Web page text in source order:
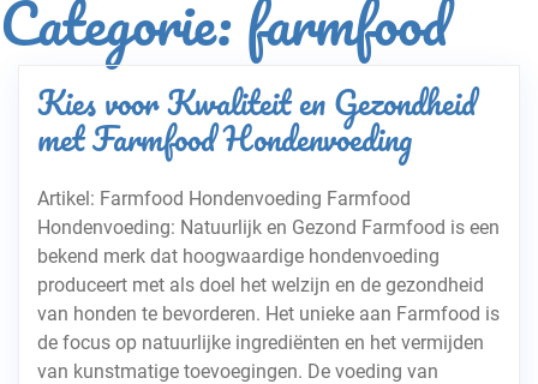
Categorie:farmfood
Kies voor Kwaliteit en Gezondheid
met Farmfood Hondenvoeding
Artikel: Farmfood Hondenvoeding Farmfood
Hondenvoeding: Natuurlijk en Gezond Farmfood is een
bekend merk dat hoogwaardige hondenvoeding
produceert met als doel het welzijn en de gezondheid
van honden te bevorderen. Het unieke aan Farmfood is
de focus op natuurlijke ingrediënten en het vermijden
van kunstmatige toevoegingen. De voeding van